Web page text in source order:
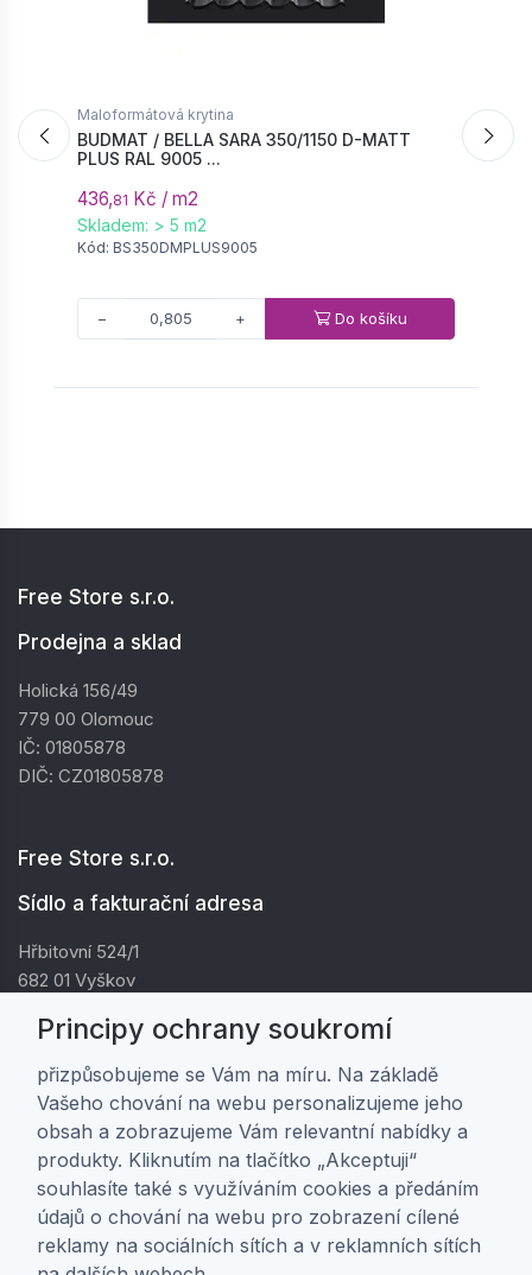
Maloformátová krytina
BUDMAT / BELLA SARA 350/1150 D-MATT
PLUS RAL 9005 ...
436,81 Kč / m2
Skladem: > 5 m2
Kód: BS350DMPLUS9005
− + Do košíku
Free Store s.r.o.
Prodejna a sklad
Holická 156/49
779 00 Olomouc
IČ: 01805878
DIČ: CZ01805878
Free Store s.r.o.
Sídlo a fakturační adresa
Hřbitovní 524/1
682 01 Vyškov
DIČ: CZ01805878
Zákaznická péče
Doprava a platba
Obchodní podmínky
Ochrana osobních údajů
Nastavení soukromí
Principy ochrany soukromí
přizpůsobujeme se Vám na míru. Na základě
Vašeho chování na webu personalizujeme jeho
obsah a zobrazujeme Vám relevantní nabídky a
produkty. Kliknutím na tlačítko „Akceptuji“
souhlasíte také s využíváním cookies a předáním
údajů o chování na webu pro zobrazení cílené
reklamy na sociálních sítích a v reklamních sítích